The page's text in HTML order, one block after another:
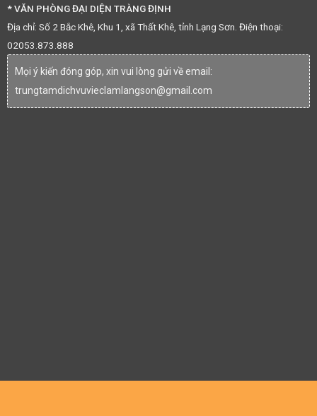
* VĂN PHÒNG ĐẠI DIỆN TRÀNG ĐỊNH
Địa chỉ: Số 2 Bắc Khê, Khu 1, xã Thất Khê, tỉnh Lạng Sơn. Điện thoại:
02053.873.888
Mọi ý kiến đóng góp, xin vui lòng gửi về email:
trungtamdichvuvieclamlangson@gmail.com